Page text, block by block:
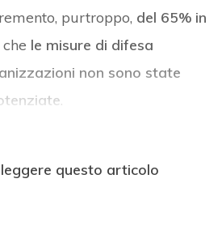
purtroppo, del 65% in
le misure di difesa
non sono state
.
questo articolo